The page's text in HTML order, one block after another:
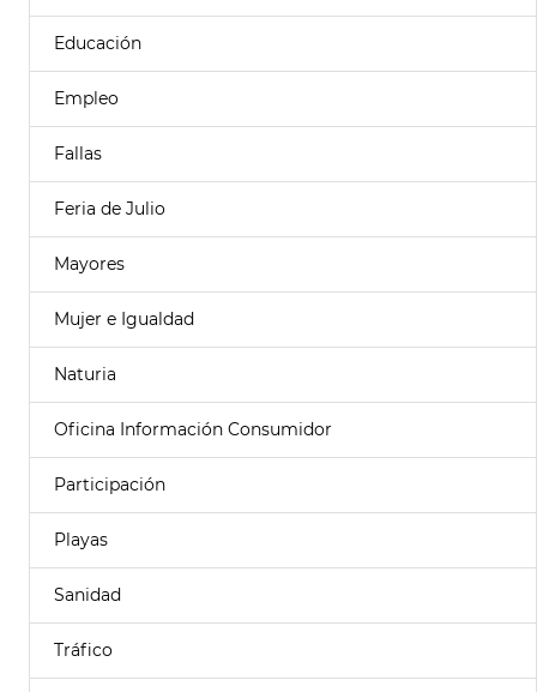
Educación
Empleo
Fallas
Feria de Julio
Mayores
Mujer e Igualdad
Naturia
Oficina Información Consumidor
Participación
Playas
Sanidad
Tráfico